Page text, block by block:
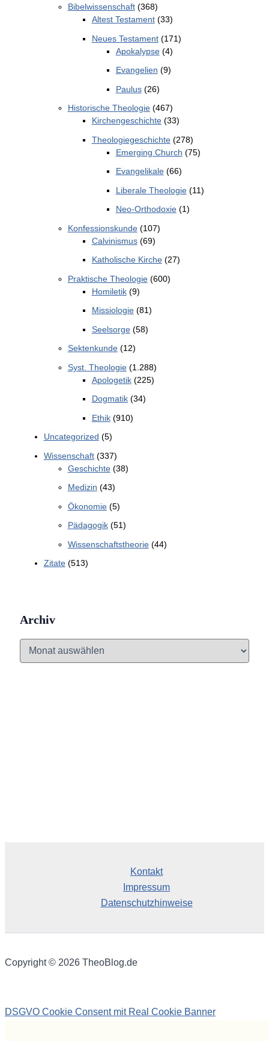
Bibelwissenschaft(368)
Altest Testament(33)
Neues Testament(171)
Apokalypse(4)
Evangelien (9)
Paulus(26)
Historische Theologie(467)
Kirchengeschichte(33)
Theologiegeschichte(278)
Emerging Church (75)
Evangelikale(66)
Liberale Theologie(11)
Neo-Orthodoxie(1)
Konfessionskunde(107)
Calvinismus(69)
Katholische Kirche(27)
Praktische Theologie(600)
Homiletik(9)
Missiologie(81)
Seelsorge(58)
Sektenkunde(12)
Syst. Theologie(1.288)
Apologetik(225)
Dogmatik(34)
Ethik(910)
Uncategorized (5)
Wissenschaft(337)
Geschichte(38)
Medizin (43)
Ökonomie(5)
Pädagogik(51)
Wissenschaftstheorie(44)
Zitate(513)
Archiv
Kontakt
Impressum
Datenschutzhinweise
Copyright © 2026 TheoBlog.de
DSGVO Cookie Consent mit Real Cookie Banner